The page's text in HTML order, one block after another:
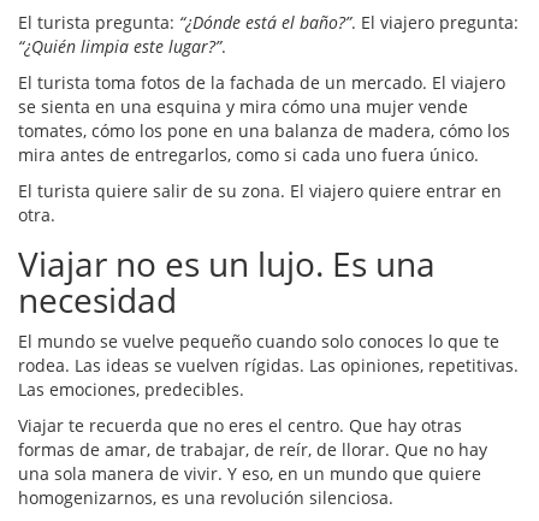
El turista pregunta: “¿Dónde está el baño?”. El viajero pregunta:
“¿Quién limpia este lugar?”.
El turista toma fotos de la fachada de un mercado. El viajero
se sienta en una esquina y mira cómo una mujer vende
tomates, cómo los pone en una balanza de madera, cómo los
mira antes de entregarlos, como si cada uno fuera único.
El turista quiere salir de su zona. El viajero quiere entrar en
otra.
Viajar no es un lujo. Es una
necesidad
El mundo se vuelve pequeño cuando solo conoces lo que te
rodea. Las ideas se vuelven rígidas. Las opiniones, repetitivas.
Las emociones, predecibles.
Viajar te recuerda que no eres el centro. Que hay otras
formas de amar, de trabajar, de reír, de llorar. Que no hay
una sola manera de vivir. Y eso, en un mundo que quiere
homogenizarnos, es una revolución silenciosa.